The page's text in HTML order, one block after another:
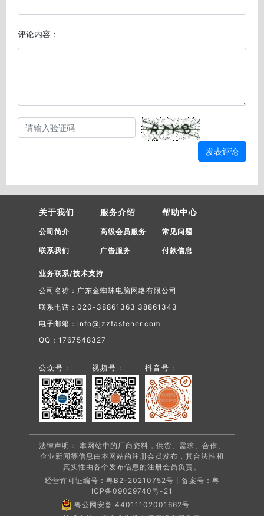
评论内容：
发表评论
关于我们
公司简介
联系我们
服务介绍
高级会员服务
广告服务
帮助中心
常见问题
付款信息
业务联系/技术支持
公司名称：广东金蜘蛛电脑网络有限公司
联系电话：020-38861363 38861343
电子邮箱：info@jzzfastener.com
QQ：1767548327
公众号： 视频号： 抖音号：
法律声明： 本网站中的厂商资料，供货、需求、合作、
企业新闻等信息由本网站的注册会员发布，其合法性和
真实性由各个发布信息的注册会员负责。
经营许可证编号：粤B2-20210752号丨备案号： 粤
ICP备09029740号-21
粤公网安备 44011102001662号